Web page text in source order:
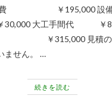
費 ￥195,000 設備
大工手間代 ￥
見積のみ
ません。 …
続きを読む